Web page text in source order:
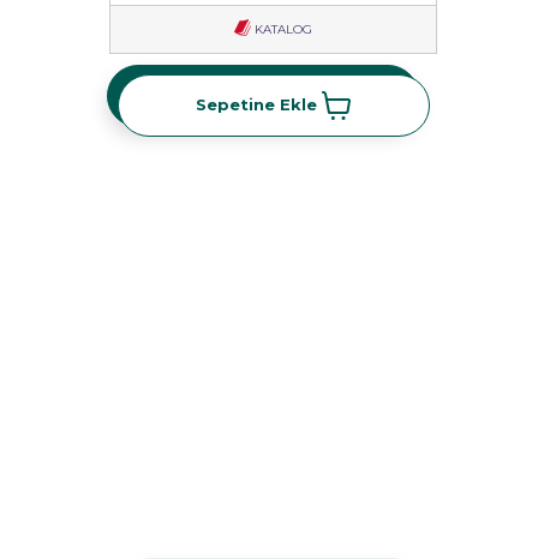
KATALOG
Sepetine Ekle
Sepetine Ekle